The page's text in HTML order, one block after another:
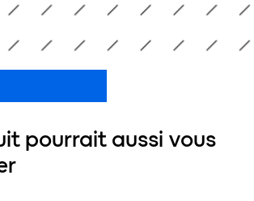
pourrait aussi vous